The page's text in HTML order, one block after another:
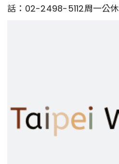
話：02-2498-5112周一公休